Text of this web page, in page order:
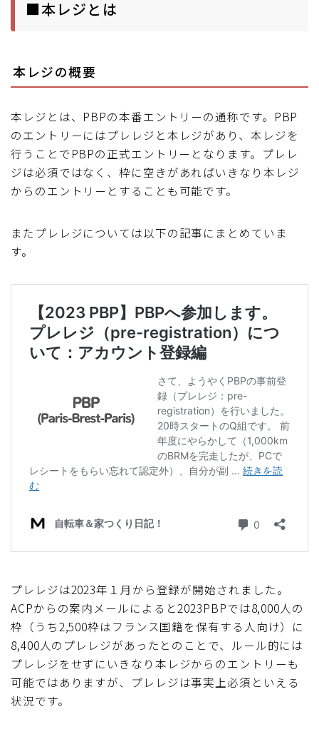
ブルベレポート2018
ブルべレポート2015
ブルべレポート2014
ブルべレポート2012
■本レジとは
本レジの概要
本レジとは、PBPの本番エントリーの通称です。PBP
のエントリーにはプレレジと本レジがあり、本レジを
行うことでPBPの正式エントリーとなります。プレレ
ジは必須ではなく、枠に空きがあればいきなり本レジ
からのエントリーとすることも可能です。
またプレレジについては以下の記事にまとめていま
す。
プレレジは2023年１月から登録が開始されました。
ACPからの案内メールによると2023PBPでは8,000人の
枠（うち2,500枠はフランス国籍を保有する人向け）に
8,400人のプレレジがあったとのことで、ルール的には
プレレジをせずにいきなり本レジからのエントリーも
可能ではありますが、プレレジは事実上必須といえる
状況です。